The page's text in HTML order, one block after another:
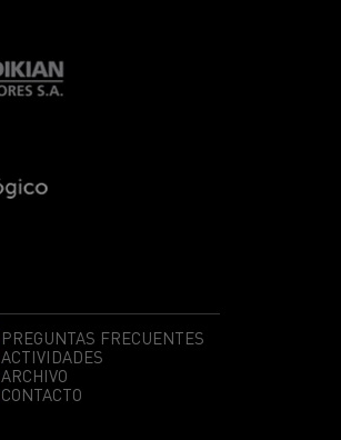
PREGUNTAS FRECUENTES
ACTIVIDADES
ARCHIVO
CONTACTO